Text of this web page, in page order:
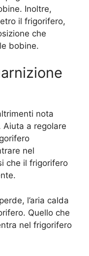
Inoltre,
il frigorifero,
che
bobine.
nota
Aiuta a regolare
nel
che il frigorifero
l’aria calda
Quello che
nel frigorifero